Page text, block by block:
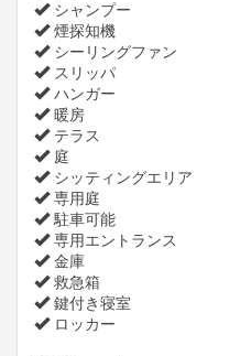
シャンプー
煙探知機
シーリングファン
スリッパ
ハンガー
暖房
テラス
庭
シッティングエリア
専用庭
駐車可能
専用エントランス
金庫
救急箱
鍵付き寝室
ロッカー